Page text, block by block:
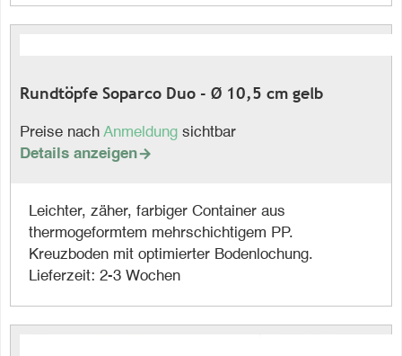
Rundtöpfe Soparco Duo - Ø 10,5 cm gelb
Preise nach Anmeldung sichtbar
Details anzeigen
Leichter, zäher, farbiger Container aus
thermogeformtem mehrschichtigem PP.
Kreuzboden mit optimierter Bodenlochung.
Lieferzeit: 2-3 Wochen